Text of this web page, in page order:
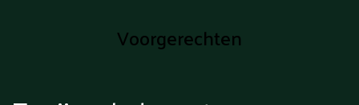
Voorgerechten